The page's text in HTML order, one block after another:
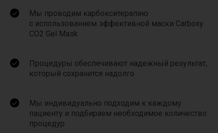
Мы проводим карбокситерапию
с использованием эффективной маски Carboxy
CO2 Gel Mask
Процедуры обеспечивают надежный результат,
который сохранится надолго
Мы индивидуально подходим к каждому
пациенту и подбираем необходимое количество
процедур